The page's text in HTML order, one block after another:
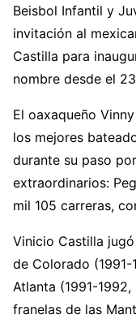
Beisbol Infantil y
invitación al
Castilla para
nombre desde el
El oaxaqueño
los mejores
durante su paso
extraordinarios:
mil 105 carreras,
Vinicio Castilla
de Colorado
Atlanta (1991-
franelas de las